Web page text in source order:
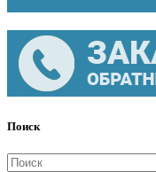
Поиск
Поиск